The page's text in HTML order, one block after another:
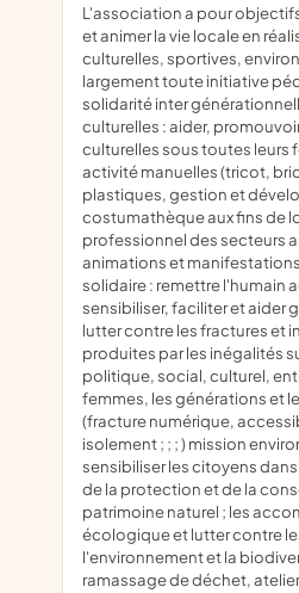
l'association a pour objectifs de construire, développer
et animer la vie locale en
culturelles, sportives,
largement toute initiative
solidarité inter
culturelles : aider,
culturelles sous toutes leurs
activité manuelles (tricot,
plastiques, gestion et
costumathèque aux fins de
professionnel des secteurs
animations et
solidaire : remettre l'humain
sensibiliser, faciliter et aider
lutter contre les fractures et
produites par les inégalités
politique, social, culturel,
femmes, les générations et
(fracture numérique,
isolement ; ; ; ) mission
sensibiliser les citoyens
de la protection et de la
patrimoine naturel ; les
écologique et lutter contre
l'environnement et la
ramassage de déchet,